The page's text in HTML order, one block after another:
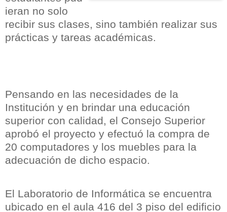
ieran no solo
recibir sus clases, sino también realizar sus
prácticas y tareas académicas.
Pensando en las necesidades de la
Institución y en brindar una educación
superior con calidad, el Consejo Superior
aprobó el proyecto y efectuó la compra de
20 computadores y los muebles para la
adecuación de dicho espacio.
El Laboratorio de Informática se encuentra
ubicado en el aula 416 del 3 piso del edificio